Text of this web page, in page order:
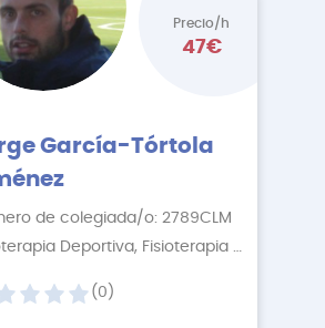
Precio/h
47€
García-Tórtola
de colegiada/o: 2789CLM
Fisioterapia Deportiva, Fisioterapia Descontractur
(0)